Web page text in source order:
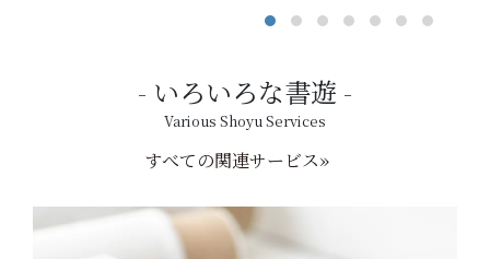
いろいろな書遊
Various Shoyu Services
すべての関連サービス»